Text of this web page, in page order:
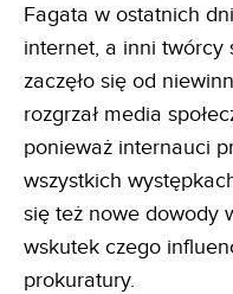
Fagata w ostatnich
internet, a inni twórcy
zaczęło się od
rozgrzał media
ponieważ internauci
wszystkich
się też nowe dowody
wskutek czego
prokuratury.